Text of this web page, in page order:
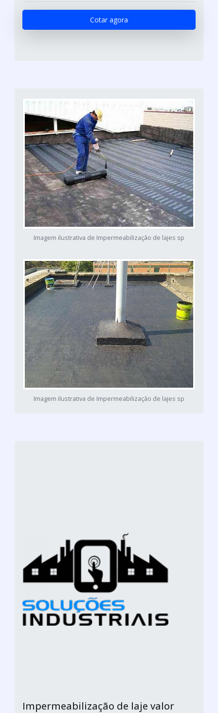
Cotar agora
Imagem ilustrativa de Impermeabilização de lajes sp
Imagem ilustrativa de Impermeabilização de lajes sp
Impermeabilização de laje valor